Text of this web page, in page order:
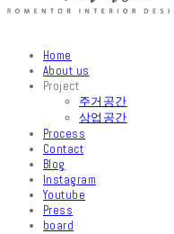
Home
About us
Project
주거공간
상업공간
Process
Contact
Blog
Instagram
Youtube
Press
board